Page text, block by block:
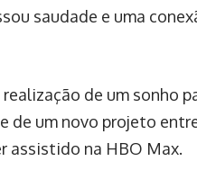
saudade e uma
de um sonho
de um novo projeto
assistido na HBO Max.